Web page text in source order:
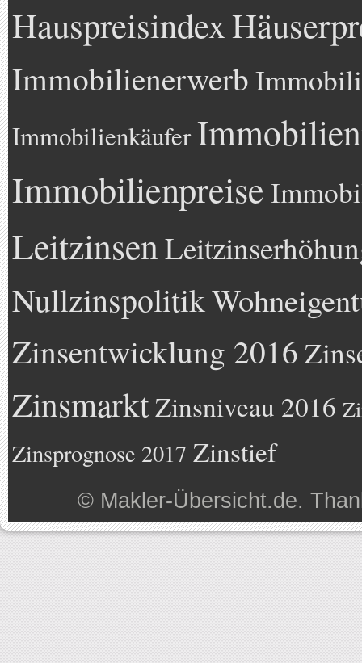
Hauspreisindex
Immobilienerwerb
Immobilienkäufer
Immobilienpreise
Leitzinsen
Nullzinspolitik
Zinsentwicklung 2016
Zinsmarkt Zinsniveau 2016
Zinsprognose 2017 Zinstief
© Makler-Übersicht.de.